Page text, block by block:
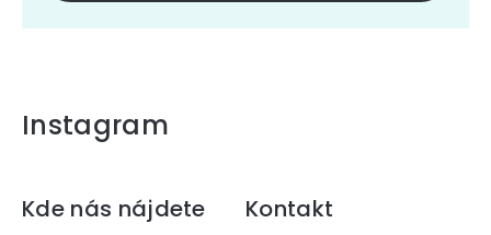
Instagram
Zápätie
Kde nás nájdete
Kontakt